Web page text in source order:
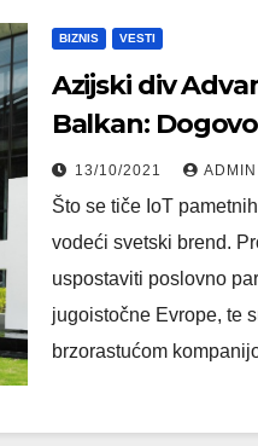
BIZNIS VESTI
Azijski div
Balkan:
sa kompanijom
13/10/2021 ADMIN
Što se tiče IoT
vodeći svetski brend.
uspostaviti poslovno
jugoistočne Evrope, te
brzorastućom